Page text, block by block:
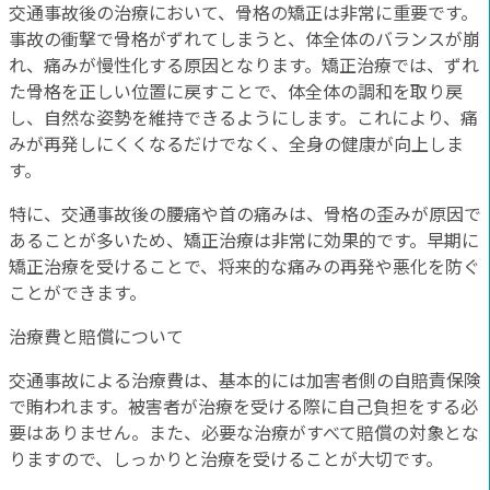
交通事故後の治療において、骨格の矯正は非常に重要です。
事故の衝撃で骨格がずれてしまうと、体全体のバランスが崩
れ、痛みが慢性化する原因となります。矯正治療では、ずれ
た骨格を正しい位置に戻すことで、体全体の調和を取り戻
し、自然な姿勢を維持できるようにします。これにより、痛
みが再発しにくくなるだけでなく、全身の健康が向上しま
す。
特に、交通事故後の腰痛や首の痛みは、骨格の歪みが原因で
あることが多いため、矯正治療は非常に効果的です。早期に
矯正治療を受けることで、将来的な痛みの再発や悪化を防ぐ
ことができます。
治療費と賠償について
交通事故による治療費は、基本的には加害者側の自賠責保険
で賄われます。被害者が治療を受ける際に自己負担をする必
要はありません。また、必要な治療がすべて賠償の対象とな
りますので、しっかりと治療を受けることが大切です。